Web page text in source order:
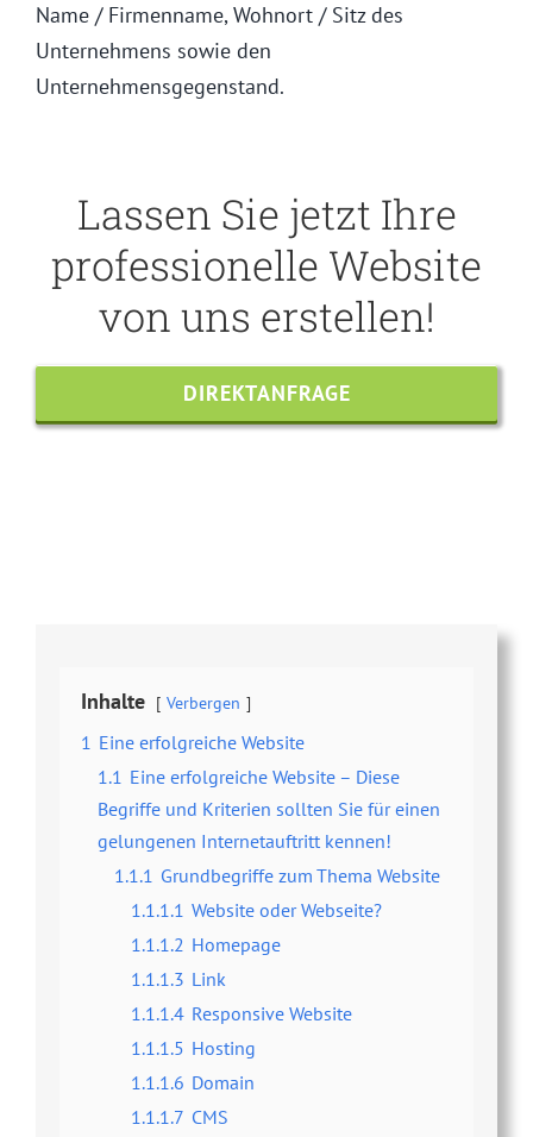
Name / Firmenname, Wohnort / Sitz des
Unternehmens sowie den
Unternehmensgegenstand.
Lassen Sie jetzt Ihre
professionelle Website
von uns erstellen!
DIREKTANFRAGE
Inhalte Verbergen
1 Eine erfolgreiche Website
1.1 Eine erfolgreiche Website – Diese
Begriffe und Kriterien sollten Sie für einen
gelungenen Internetauftritt kennen!
1.1.1 Grundbegriffe zum Thema Website
1.1.1.1 Website oder Webseite?
1.1.1.2 Homepage
1.1.1.3 Link
1.1.1.4 Responsive Website
1.1.1.5 Hosting
1.1.1.6 Domain
1.1.1.7 CMS